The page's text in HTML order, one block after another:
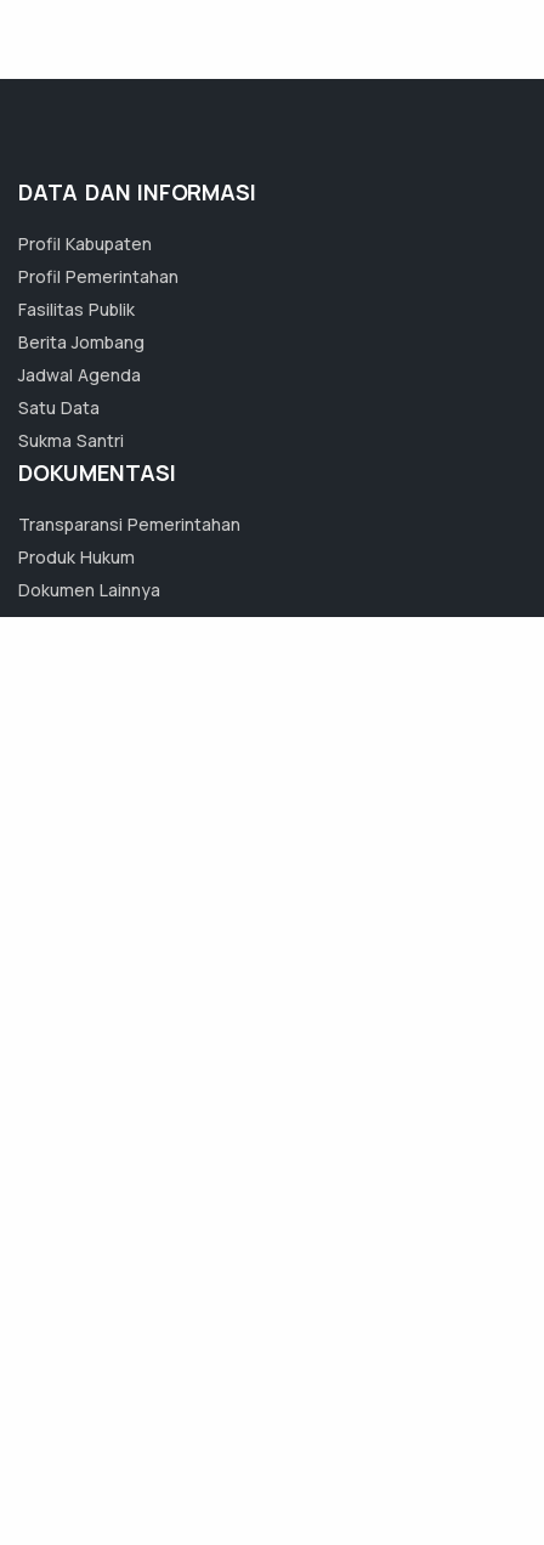
DATA DAN INFORMASI
Profil Kabupaten
Profil Pemerintahan
Fasilitas Publik
Berita Jombang
Jadwal Agenda
Satu Data
Sukma Santri
DOKUMENTASI
Transparansi Pemerintahan
Produk Hukum
Dokumen Lainnya
Foto